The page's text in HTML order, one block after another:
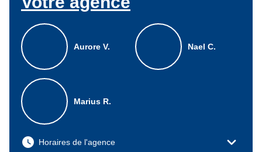
Aurore V. Nael C.
Marius R.
watch_later Horaires de l'agence expand_more